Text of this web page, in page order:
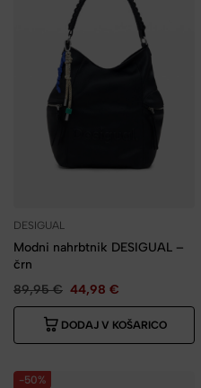
DESIGUAL
Modni nahrbtnik DESIGUAL –
črn
89,95€ 44,98 €
DODAJ V KOŠARICO
-50%